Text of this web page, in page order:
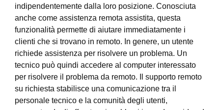
indipendentemente dalla loro posizione. Conosciuta
anche come assistenza remota assistita, questa
funzionalità permette di aiutare immediatamente i
clienti che si trovano in remoto. In genere, un utente
richiede assistenza per risolvere un problema. Un
tecnico può quindi accedere al computer interessato
per risolvere il problema da remoto. Il supporto remoto
su richiesta stabilisce una comunicazione tra il
personale tecnico e la comunità degli utenti,